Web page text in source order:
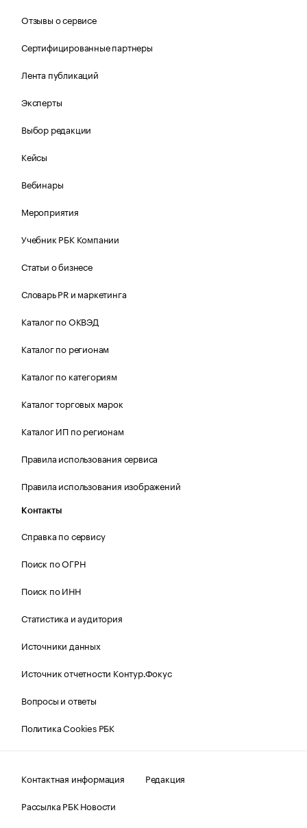
Отзывы о сервисе
Сертифицированные партнеры
Лента публикаций
Эксперты
Выбор редакции
Кейсы
Вебинары
Мероприятия
Учебник РБК Компании
Статьи о бизнесе
Словарь PR и маркетинга
Каталог по ОКВЭД
Каталог по регионам
Каталог по категориям
Каталог торговых марок
Каталог ИП по регионам
Правила использования сервиса
Правила использования изображений
Контакты
Справка по сервису
Поиск по ОГРН
Поиск по ИНН
Статистика и аудитория
Источники данных
Источник отчетности Контур.Фокус
Вопросы и ответы
Политика Cookies РБК
Контактная информация
Редакция
Рассылка РБК Новости